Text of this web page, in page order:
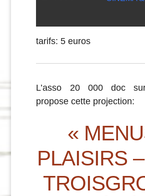
tarifs: 5 euros
L’asso 20 000 doc
propose cette projection:
«
PLAISIRS